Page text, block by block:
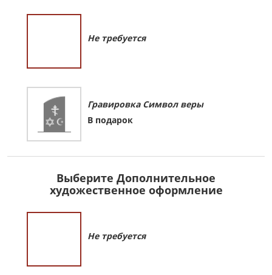
Не требуется
Гравировка Символ веры
В подарок
Выберите Дополнительное
художественное оформление
Не требуется